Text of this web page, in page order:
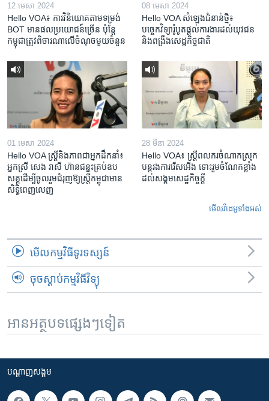
12 មេសា 2024
Hello VOA៖ ការ​វិនិយោគ​តាម​ទម្រង់ ​
BOT​ មាន​ផល​ប្រយោជន៍​ច្រើន ប៉ុន្តែ​
កម្ពុជា​ត្រូវ​ពិចារណា​លើ​ចំណុច​មួយ​ចំនួន
08 មេសា 2024
Hello VOA សំឡេង​ជំនាន់​ថ្មី៖
បច្ចេកវិទ្យា​រ៉ូបូត​ផ្តល់​ការងារ​ដល់​យុវជន
និង​ពង្រឹង​​សេដ្ឋកិច្ច​ជាតិ​​​​​​
01 មេសា 2024
Hello VOA ស្ត្រីនិងភាពជាអ្នកដឹកនាំ៖
អ្នកស្រី សេង រាសី ហ៊ានជន្នះគ្រប់ឧប
សគ្គដើម្បីចូលរួមជំរុញឱ្យស្រ្តីកម្ពុជាមាន
សិទ្ធិពេញលេញ
28 មីនា 2024
Hello VOA៖ ស្រ្តីពលករចំណាកស្រុក
បន្តរងការរើសអើង ទោះរួមចំណែកខ្លាំង
ដល់សង្គមសេដ្ឋកិច្ចក្តី
មើល​វីដេអូ​ទាំង​អស់
មើល​កម្មវិធី​ទូរទស្សន៍
ចុចស្តាប់កម្មវិធីវិទ្យុ
អានអត្ថបទផ្សេងៗទៀត
បណ្តាញ​សង្គម